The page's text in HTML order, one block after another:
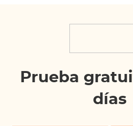
Prueba
días